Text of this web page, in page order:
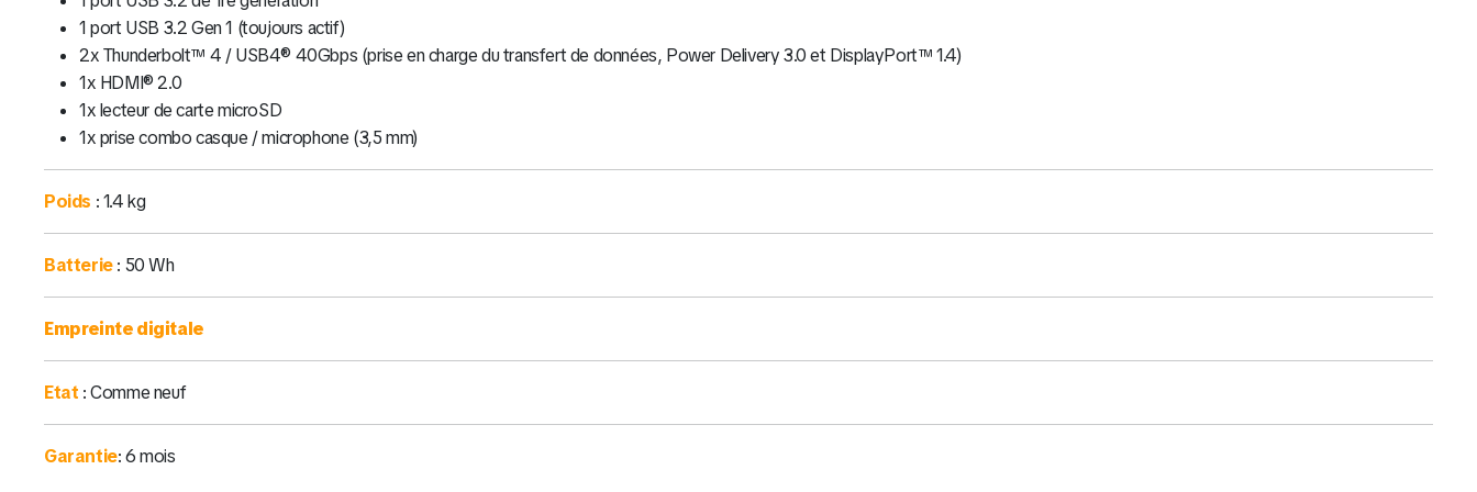
1 port USB 3.2 Gen 1 (toujours actif)
2x Thunderbolt™ 4 / USB4® 40Gbps (prise en charge du transfert de données, Power Delivery 3.0 et DisplayPort™ 1.4)
1x HDMI® 2.0
1x lecteur de carte microSD
1x prise combo casque / microphone (3,5 mm)
Poids : 1.4 kg
Batterie: 50 Wh
Empreinte digitale
Etat : Comme neuf
Garantie: 6 mois